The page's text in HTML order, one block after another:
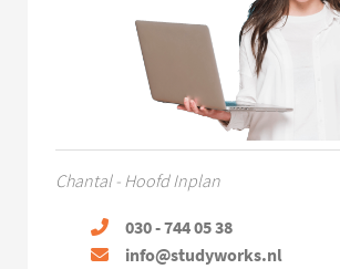
Chantal - Hoofd Inplan
030 - 744 05 38
info@studyworks.nl